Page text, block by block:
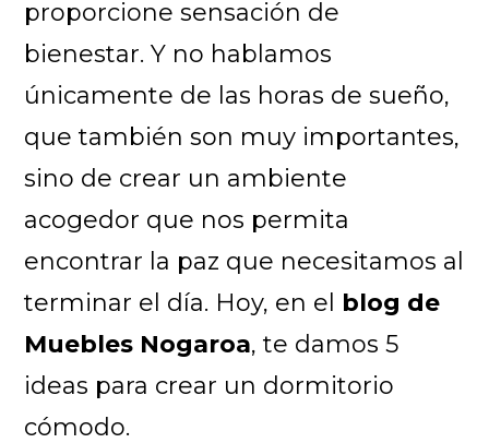
proporcione sensación de
bienestar. Y no hablamos
únicamente de las horas de sueño,
que también son muy importantes,
sino de crear un ambiente
acogedor que nos permita
encontrar la paz que necesitamos al
terminar el día. Hoy, en el blog de
Muebles Nogaroa, te damos 5
ideas para crear un dormitorio
cómodo.